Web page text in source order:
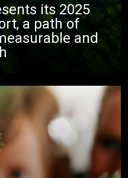
its 2025
a path of
and